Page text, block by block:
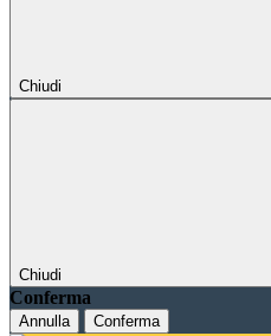
Chiudi
Chiudi
Conferma
Annulla Conferma